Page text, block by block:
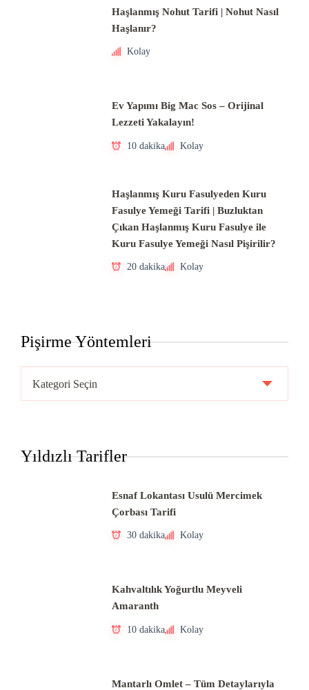
Haşlanmış Nohut Tarifi | Nohut Nasıl
Haşlanır?
Kolay
Ev Yapımı Big Mac Sos – Orijinal
Lezzeti Yakalayın!
10 dakika Kolay
Haşlanmış Kuru Fasulyeden Kuru
Fasulye Yemeği Tarifi | Buzluktan
Çıkan Haşlanmış Kuru Fasulye ile
Kuru Fasulye Yemeği Nasıl Pişirilir?
20 dakika Kolay
Pişirme Yöntemleri
Yöntemleri
Yıldızlı Tarifler
Esnaf Lokantası Usulü Mercimek
Çorbası Tarifi
30 dakika Kolay
Kahvaltılık Yoğurtlu Meyveli
Amaranth
10 dakika Kolay
Mantarlı Omlet – Tüm Detaylarıyla